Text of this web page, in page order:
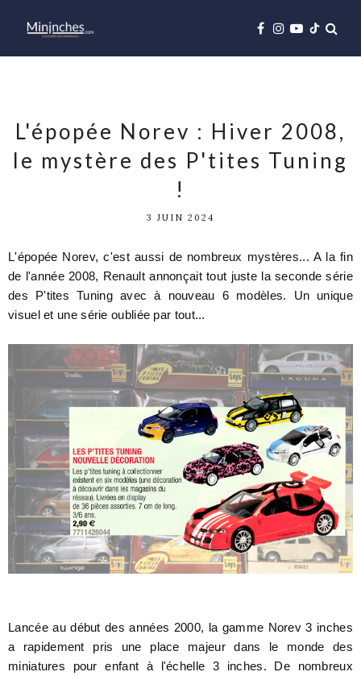
L'épopée Norev : Hiver 2008,
le mystère des P'tites Tuning
!
3 JUIN 2024
L'épopée Norev, c'est aussi de nombreux mystères... A la fin
de l'année 2008, Renault annonçait tout juste la seconde série
des P'tites Tuning avec à nouveau 6 modèles. Un unique
visuel et une série oubliée par tout...
Lancée au début des années 2000, la gamme Norev 3 inches
a rapidement pris une place majeur dans le monde des
miniatures pour enfant à l'échelle 3 inches. De nombreux